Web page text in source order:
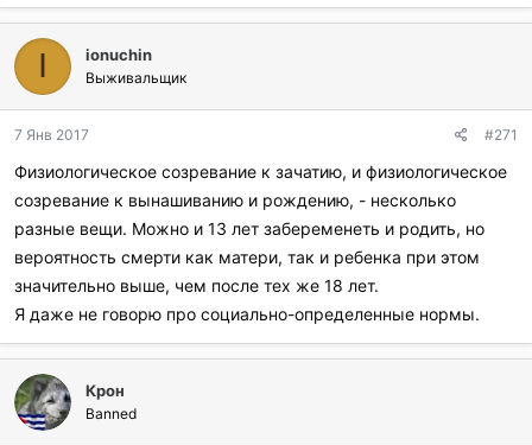
I ionuchin
Выживальщик
7 Янв 2017 #271
Физиологическое созревание к зачатию, и физиологическое
созревание к вынашиванию и рождению, - несколько
разные вещи. Можно и 13 лет забеременеть и родить, но
вероятность смерти как матери, так и ребенка при этом
значительно выше, чем после тех же 18 лет.
Я даже не говорю про социально-определенные нормы.
Крон
Banned